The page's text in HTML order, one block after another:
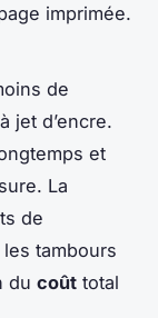
imprimée.
de
jet d’encre.
et
La
de
les tambours
du coût total